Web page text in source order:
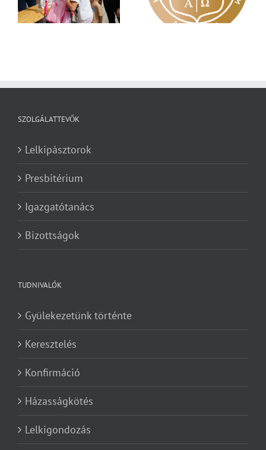
a Károli képzéseit
Zsoltárok 149
SZOLGÁLATTEVŐK
Lelkipásztorok
Presbitérium
Igazgatótanács
Bizottságok
TUDNIVALÓK
Gyülekezetünk történte
Keresztelés
Konfirmáció
Házasságkötés
Lelkigondozás